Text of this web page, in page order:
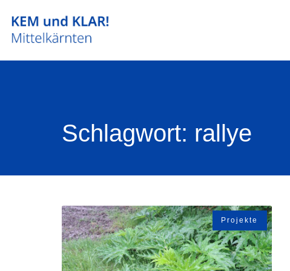
Schlagwort: rallye
Projekte